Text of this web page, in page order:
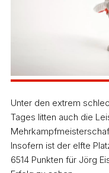
Unter den extrem
Tages litten auch die
Insofern ist der elfte
6514 Punkten für Jörg